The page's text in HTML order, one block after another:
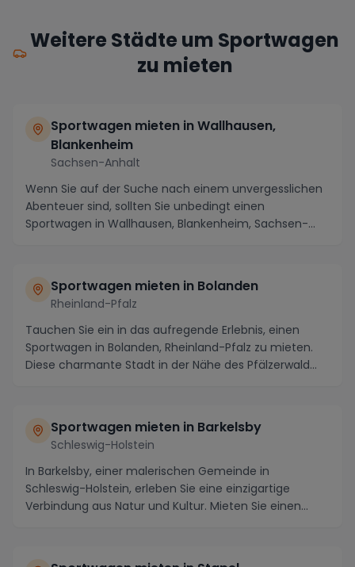
Weitere Städte um Sportwagen
zu mieten
Sportwagen mieten in Wallhausen,
Blankenheim
Sachsen-Anhalt
Wenn Sie auf der Suche nach einem unvergesslichen
Abenteuer sind, sollten Sie unbedingt einen
Sportwagen in Wallhausen, Blankenheim, Sachsen-
Sportwagen mieten in Bolanden
Rheinland-Pfalz
Tauchen Sie ein in das aufregende Erlebnis, einen
Sportwagen in Bolanden, Rheinland-Pfalz zu mieten.
Diese charmante Stadt in der Nähe des Pfälzerwald...
Sportwagen mieten in Barkelsby
Schleswig-Holstein
In Barkelsby, einer malerischen Gemeinde in
Schleswig-Holstein, erleben Sie eine einzigartige
Verbindung aus Natur und Kultur. Mieten Sie einen